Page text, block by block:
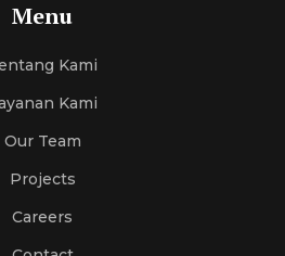
Menu
Kami
Kami
Our Team
Projects
Careers